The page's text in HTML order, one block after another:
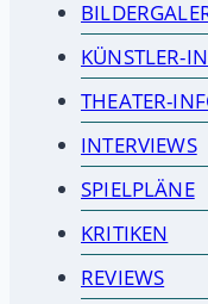
KÜNSTLER-
THEATER-
INTERVIEWS
SPIELPLÄNE
KRITIKEN
REVIEWS